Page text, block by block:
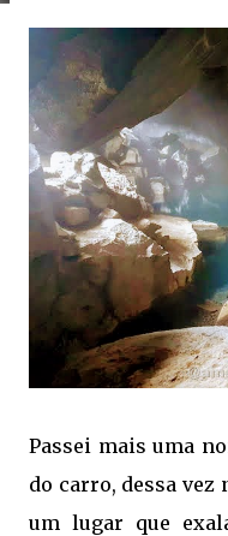
Passei mais uma
do carro, dessa vez
um lugar que